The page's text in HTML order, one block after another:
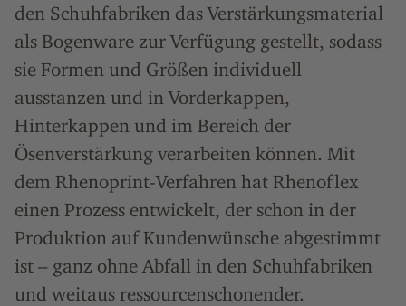
den Schuhfabriken das Verstärkungsmaterial
als Bogenware zur Verfügung gestellt, sodass
sie Formen und Größen individuell
ausstanzen und in Vorderkappen,
Hinterkappen und im Bereich der
Ösenverstärkung verarbeiten können. Mit
dem Rhenoprint-Verfahren hat Rhenoflex
einen Prozess entwickelt, der schon in der
Produktion auf Kundenwünsche abgestimmt
ist – ganz ohne Abfall in den Schuhfabriken
und weitaus ressourcenschonender.